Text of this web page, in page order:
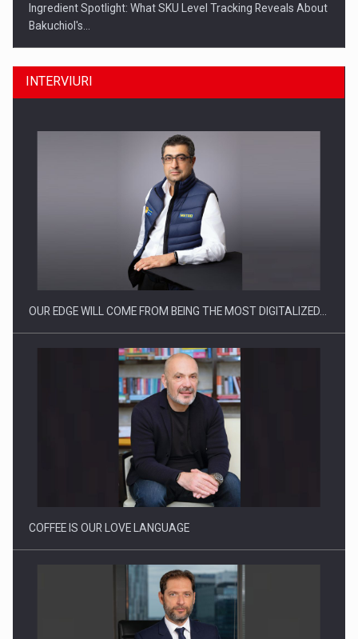
Ingredient Spotlight: What SKU Level Tracking Reveals About
Bakuchiol's…
Producatorii si comerciantii care nu se supun noilor
Proteinmaxxing and the Future of Protein Demand
INTERVIURI
OUR EDGE WILL COME FROM BEING THE MOST DIGITALIZED…
COFFEE IS OUR LOVE LANGUAGE